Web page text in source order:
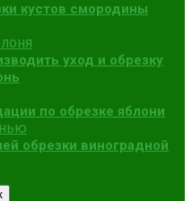
кустов смородины
уход и обрезку
по обрезке яблони
обрезки виноградной